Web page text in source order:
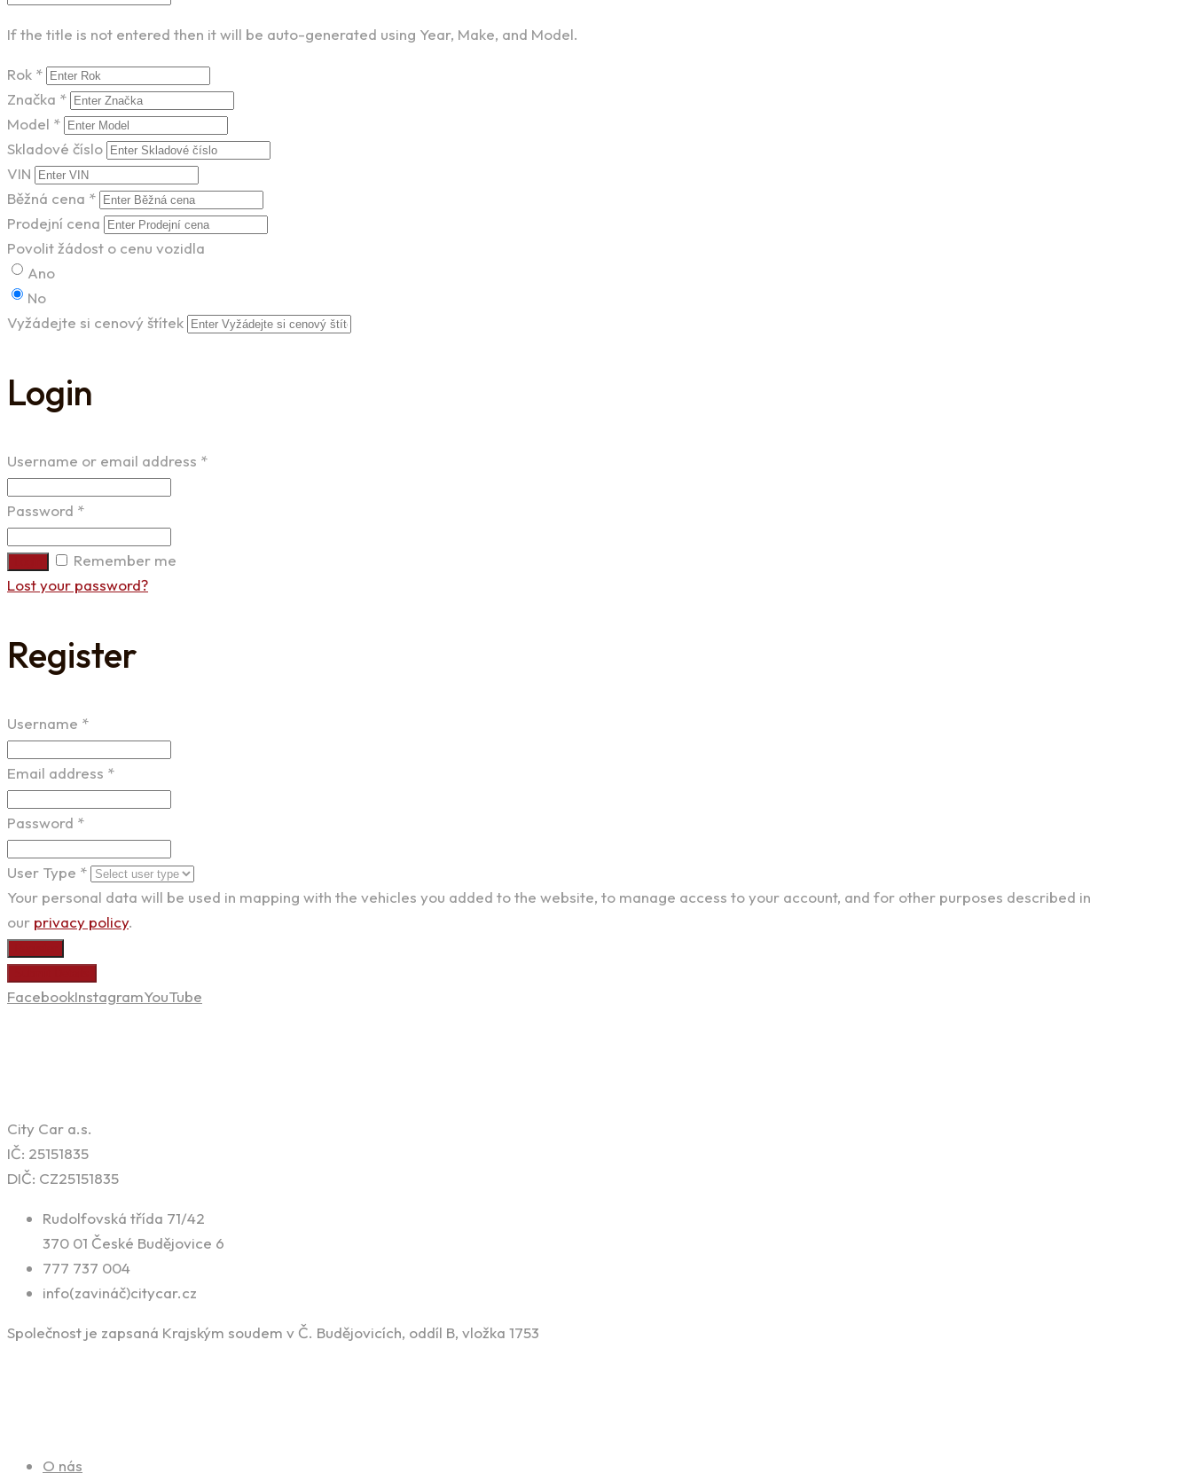
If the title is not entered then it will be auto-generated using Year, Make, and Model.
Rok *
Značka *
Model *
Skladové číslo
VIN
Běžná cena *
Prodejní cena
Povolit žádost o cenu vozidla
Ano
No
Vyžádejte si cenový štítek
Login
Username or email address *
Password *
Remember me
Lost your password?
Register
Username *
Email address *
Password *
User Type *
Your personal data will be used in mapping with the vehicles you added to the website, to manage access to your account, and for other purposes described in
our privacy policy.
FacebookInstagramYouTube
City Car a.s.
IČ: 25151835
DIČ: CZ25151835
Rudolfovská třída 71/42
370 01 České Budějovice 6
777 737 004
info(zavináč)citycar.cz
Společnost je zapsaná Krajským soudem v Č. Budějovicích, oddíl B, vložka 1753
O nás